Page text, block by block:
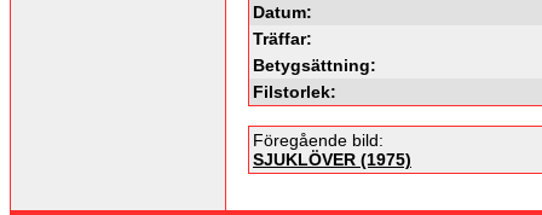
Datum:
Träffar:
Betygsättning:
Filstorlek:
Föregående bild:
SJUKLÖVER (1975)